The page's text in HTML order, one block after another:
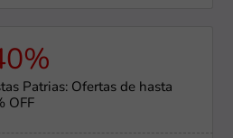
Patrias: Ofertas de hasta
OFF